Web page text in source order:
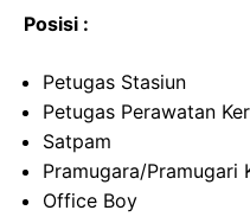
Posisi :
Petugas Stasiun
Petugas Perawatan
Satpam
Pramugara/Pramugari
Office Boy